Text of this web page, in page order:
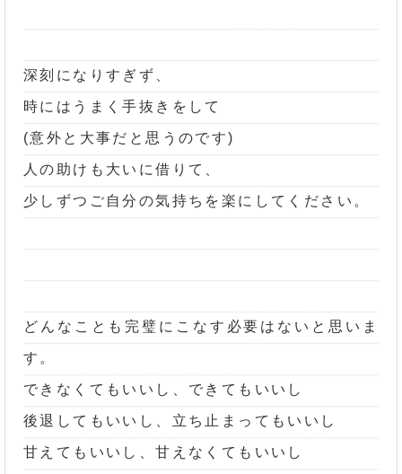
深刻になりすぎず、
時にはうまく手抜きをして
(意外と大事だと思うのです)
人の助けも大いに借りて、
少しずつご自分の気持ちを楽にしてください。
どんなことも完璧にこなす必要はないと思いま
す。
できなくてもいいし、できてもいいし
後退してもいいし、立ち止まってもいいし
甘えてもいいし、甘えなくてもいいし